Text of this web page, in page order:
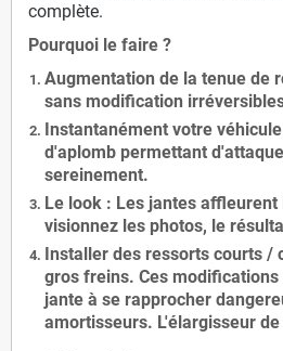
complète.
Pourquoi le faire ?
Augmentation de la tenue de
sans modification
Instantanément votre
d'aplomb permettant
sereinement.
Le look : Les jantes affleurent
visionnez les photos, le
Installer des ressorts courts /
gros freins. Ces
jante à se rapprocher
amortisseurs. L'élargisseur